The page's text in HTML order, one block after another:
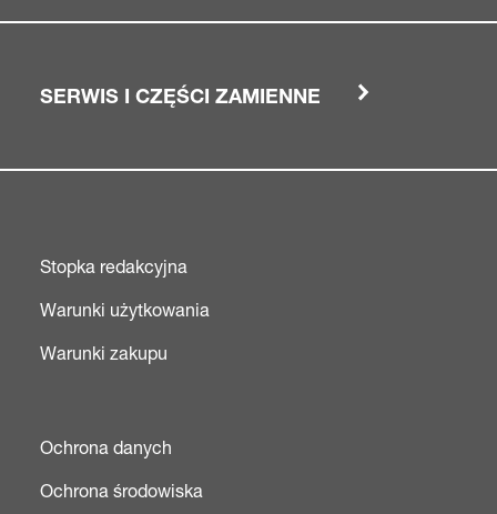
SERWIS I CZĘŚCI ZAMIENNE
Stopka redakcyjna
Warunki użytkowania
Warunki zakupu
Ochrona danych
Ochrona środowiska